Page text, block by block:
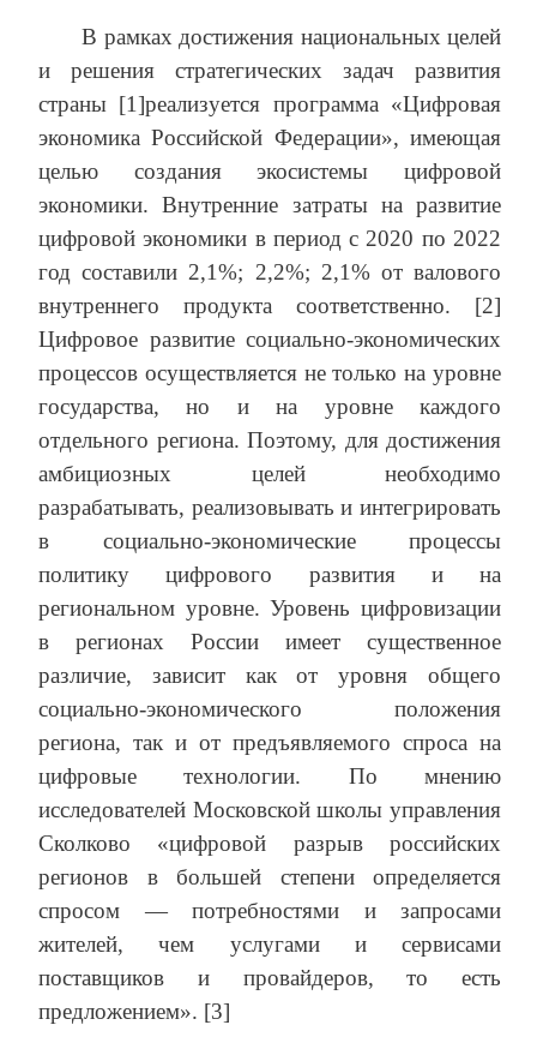
В рамках достижения национальных целей
и решения стратегических задач развития
страны [1]реализуется программа «Цифровая
экономика Российской Федерации», имеющая
целью создания экосистемы цифровой
экономики. Внутренние затраты на развитие
цифровой экономики в период с 2020 по 2022
год составили 2,1%; 2,2%; 2,1% от валового
внутреннего продукта соответственно. [2]
Цифровое развитие социально-экономических
процессов осуществляется не только на уровне
государства, но и на уровне каждого
отдельного региона. Поэтому, для достижения
амбициозных целей необходимо
разрабатывать, реализовывать и интегрировать
в социально-экономические процессы
политику цифрового развития и на
региональном уровне. Уровень цифровизации
в регионах России имеет существенное
различие, зависит как от уровня общего
социально-экономического положения
региона, так и от предъявляемого спроса на
цифровые технологии. По мнению
исследователей Московской школы управления
Сколково «цифровой разрыв российских
регионов в большей степени определяется
спросом — потребностями и запросами
жителей, чем услугами и сервисами
поставщиков и провайдеров, то есть
предложением». [3]